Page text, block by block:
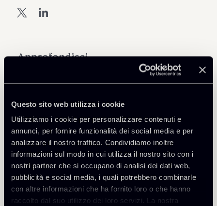
Questo sito web utilizza i cookie
Utilizziamo i cookie per personalizzare contenuti e
annunci, per fornire funzionalità dei social media e per
analizzare il nostro traffico. Condividiamo inoltre
informazioni sul modo in cui utilizza il nostro sito con i
nostri partner che si occupano di analisi dei dati web,
pubblicità e social media, i quali potrebbero combinarle
con altre informazioni che ha fornito loro o che hanno
raccolto dal suo utilizzo dei loro servizi. La nostra
Approfondisci
Tax
Torna agli Insights